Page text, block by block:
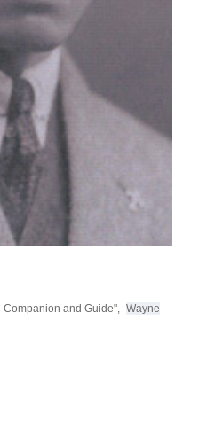
Companion and Guide", Wayne